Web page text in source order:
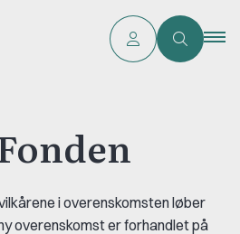
i overenskomsten løber
overenskomst er forhandlet på